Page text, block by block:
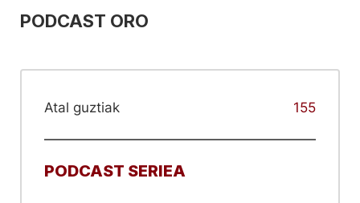
PODCAST ORO
Atal guztiak 155
PODCAST SERIEA